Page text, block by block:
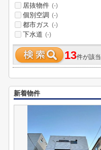
居抜物件 (-)
個別空調 (-)
都市ガス (-)
下水道 (-)
13件が該当
新着物件